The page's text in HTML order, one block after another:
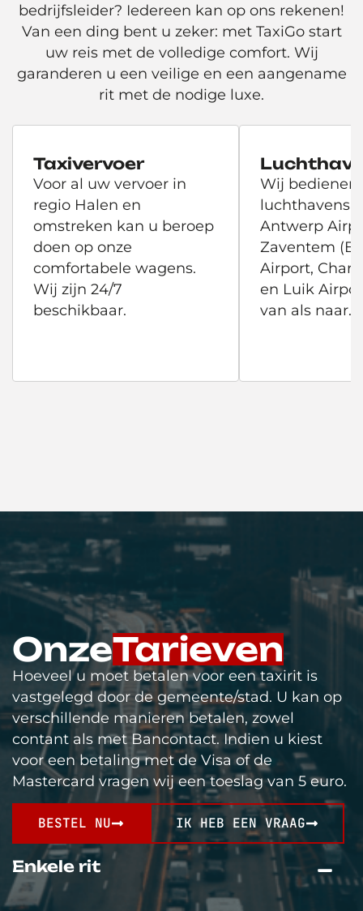
bedrijfsleider? Iedereen kan op ons rekenen!
Van een ding bent u zeker: met TaxiGo start
uw reis met de volledige comfort. Wij
garanderen u een veilige en een aangename
rit met de nodige luxe.
Taxivervoer
Voor al uw vervoer in
regio Halen en
omstreken kan u beroep
doen op onze
comfortabele wagens.
Wij zijn 24/7
beschikbaar.
Wij bedienen
luchthavens
Antwerp
Zaventem
Airport,
en Luik
van als naar.
OnzeTarieven
Hoeveel u moet betalen voor een taxirit is
vastgelegd door de gemeente/stad. U kan op
verschillende manieren betalen, zowel
contant als met Bancontact. Indien u kiest
voor een betaling met de Visa of de
Mastercard vragen wij een toeslag van 5 euro.
BESTEL NU IK HEB EEN VRAAG
Enkele rit